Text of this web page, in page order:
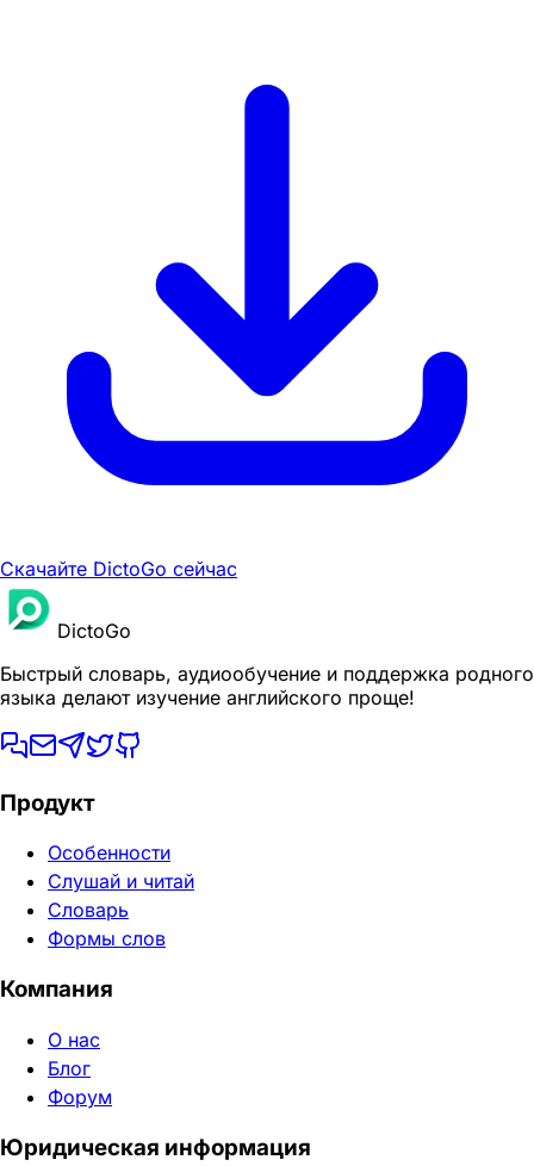
Скачайте DictoGo сейчас
DictoGo
Быстрый словарь, аудиообучение и поддержка родного
языка делают изучение английского проще!
Продукт
Особенности
Слушай и читай
Словарь
Формы слов
Компания
О нас
Блог
Форум
Юридическая информация